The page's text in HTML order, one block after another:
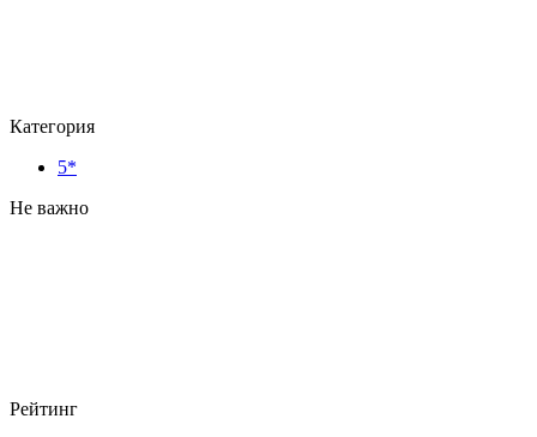
Категория
5*
Не важно
Рейтинг